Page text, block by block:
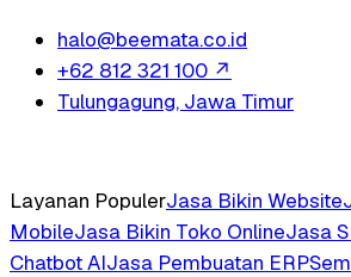
halo@beemata.co.id
+62 812 321 100 ↗
Tulungagung, Jawa Timur
Layanan PopulerJasa Bikin Website
MobileJasa Bikin Toko OnlineJasa
Chatbot AIJasa Pembuatan ERP